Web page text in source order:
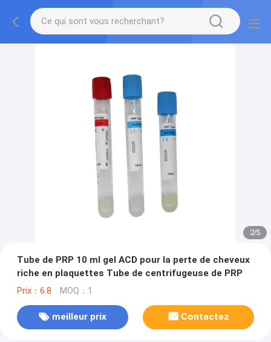
2/5
Tube de PRP 10 ml gel ACD pour la perte de cheveux
riche en plaquettes Tube de centrifugeuse de PRP
Prix：6.8 MOQ：1
meilleur prix Contactez